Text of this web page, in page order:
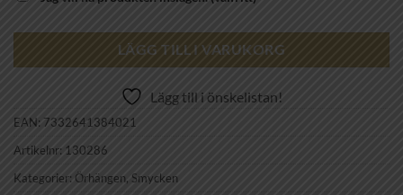
LÄGG TILL I VARUKORG
Lägg till i önskelistan!
EAN: 7332641384021
Artikelnr: 130286
Kategorier: Örhängen, Smycken